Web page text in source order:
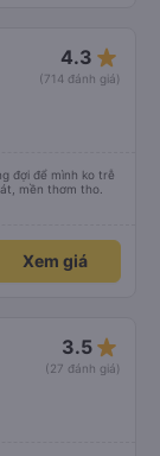
4.3 star_rate
(714 đánh giá)
đợi để mình ko trễ
mền thơm tho.
Xem giá
3.5 star_rate
(27 đánh giá)